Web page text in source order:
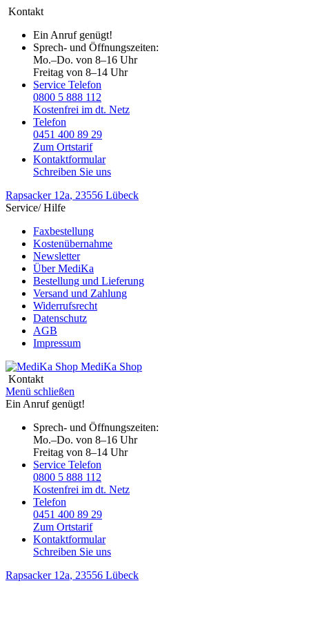
Kontakt
Ein Anruf genügt!
Sprech- und Öffnungszeiten:
Mo.–Do. von 8–16 Uhr
Freitag von 8–14 Uhr
Service Telefon
0800 5 888 112
Kostenfrei im dt. Netz
Telefon
0451 400 89 29
Zum Ortstarif
Kontaktformular
Schreiben Sie uns
Rapsacker 12a, 23556 Lübeck
Service/ Hilfe
Faxbestellung
Kostenübernahme
Newsletter
Über MediKa
Bestellung und Lieferung
Versand und Zahlung
Widerrufsrecht
Datenschutz
AGB
Impressum
MediKa Shop
Kontakt
Menü schließen
Ein Anruf genügt!
Sprech- und Öffnungszeiten:
Mo.–Do. von 8–16 Uhr
Freitag von 8–14 Uhr
Service Telefon
0800 5 888 112
Kostenfrei im dt. Netz
Telefon
0451 400 89 29
Zum Ortstarif
Kontaktformular
Schreiben Sie uns
Rapsacker 12a, 23556 Lübeck